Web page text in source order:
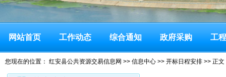
网站首页 工作动态 综合通知 政府采购 工
您现在的位置： 红安县公共资源交易信息网 >> 信息中心 >> 开标日程安排 >> 正文